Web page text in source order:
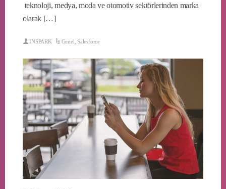
teknoloji, medya, moda ve otomotiv sektörlerinden marka
olarak […]
INSPARK Genel ,Salesforce